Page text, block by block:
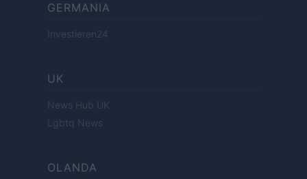
GERMANIA
Investieren24
UK
News Hub UK
Lgbtq News
OLANDA